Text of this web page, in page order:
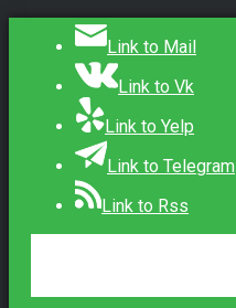
Link to Mail
Link to Vk
Link to Yelp
Link to Telegram
Link to Rss